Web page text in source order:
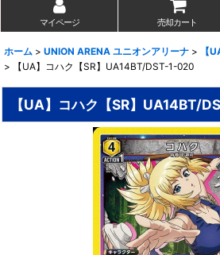
マイページ 売却カート
ホーム > UNION ARENA ユニオンアリーナ >
【
>
【UA】コハク【SR】UA14BT/DST-1-020
【UA】コハク【SR】UA14BT/